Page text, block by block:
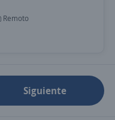
Remoto
Siguiente